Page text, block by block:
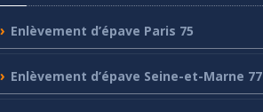
Enlèvement d’épave Paris 75
Enlèvement d’épave Seine-et-Marne 77